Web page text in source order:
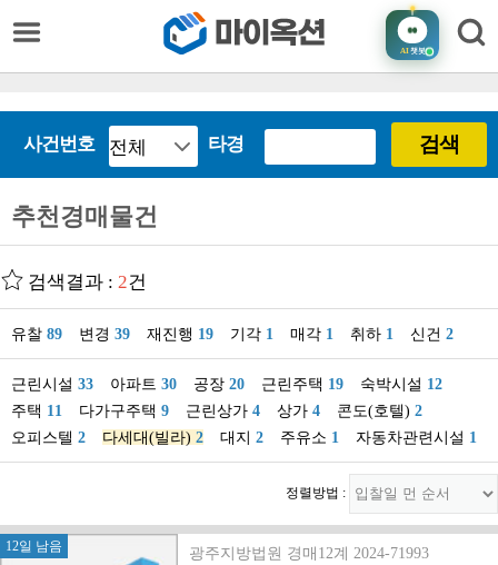
AI챗봇
사건번호 타경 검색
추천경매물건
검색결과 : 2건
유찰 89 변경 39 재진행 19 기각 1 매각 1 취하 1 신건 2
근린시설 33 아파트 30 공장 20 근린주택 19 숙박시설 12
주택 11 다가구주택 9 근린상가 4 상가 4 콘도(호텔) 2
오피스텔 2 다세대(빌라) 2 대지 2 주유소 1 자동차관련시설 1
정렬방법 :
12일 남음
광주지방법원 경매12계 2024-71993